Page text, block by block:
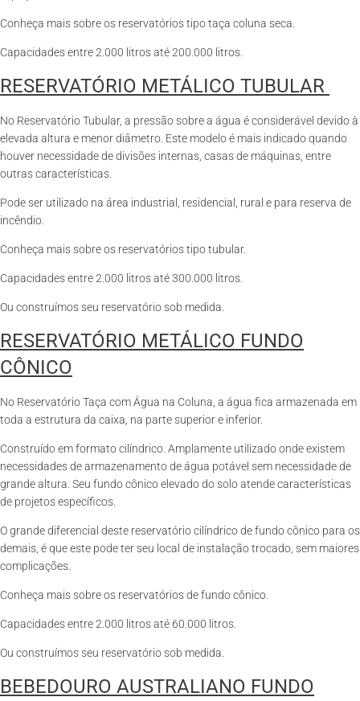
Conheça mais sobre os reservatórios tipo taça coluna seca.
Capacidades entre 2.000 litros até 200.000 litros.
RESERVATÓRIO METÁLICO TUBULAR
No Reservatório Tubular, a pressão sobre a água é considerável devido à
elevada altura e menor diâmetro. Este modelo é mais indicado quando
houver necessidade de divisões internas, casas de máquinas, entre
outras características.
Pode ser utilizado na área industrial, residencial, rural e para reserva de
incêndio.
Conheça mais sobre os reservatórios tipo tubular.
Capacidades entre 2.000 litros até 300.000 litros.
Ou construímos seu reservatório sob medida.
RESERVATÓRIO METÁLICO FUNDO
CÔNICO
No Reservatório Taça com Água na Coluna, a água fica armazenada em
toda a estrutura da caixa, na parte superior e inferior.
Construído em formato cilíndrico. Amplamente utilizado onde existem
necessidades de armazenamento de água potável sem necessidade de
grande altura. Seu fundo cônico elevado do solo atende características
de projetos específicos.
O grande diferencial deste reservatório cilíndrico de fundo cônico para os
demais, é que este pode ter seu local de instalação trocado, sem maiores
complicações.
Conheça mais sobre os reservatórios de fundo cônico.
Capacidades entre 2.000 litros até 60.000 litros.
Ou construímos seu reservatório sob medida.
BEBEDOURO AUSTRALIANO FUNDO